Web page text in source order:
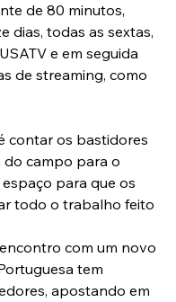
de 80 minutos,
dias, todas as sextas,
e em seguida
de streaming, como
contar os bastidores
do campo para o
para que os
todo o trabalho feito
com um novo
tem
apostando em